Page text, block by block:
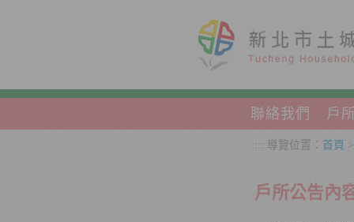
聯絡我們 戶
::: 導覽位置： 首頁
戶所公告內